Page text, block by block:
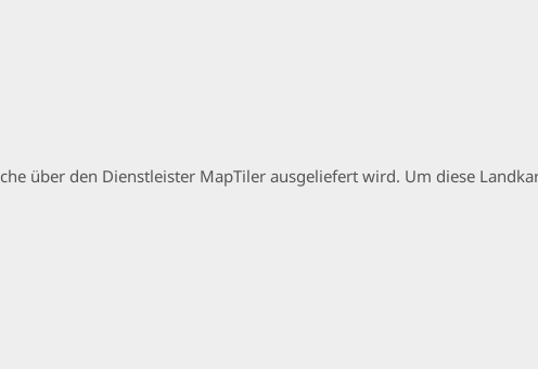
über den Dienstleister MapTiler ausgeliefert wird. Um diese